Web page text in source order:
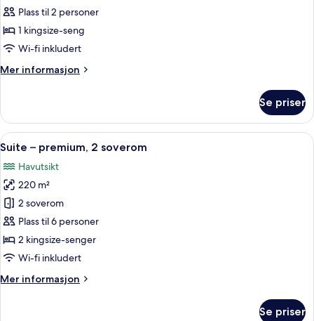
–
premium
Plass til 2 personer
1 kingsize-seng
Wi-fi inkludert
Mer informasjon
Mer
–
premium
Se priser
Åpne
alle
bildene
av
Suite
–
premium,
2
Suite – premium, 2 soverom | Balkong
21
Suite – premium, 2 soverom
Havutsikt
220 m²
2 soverom
Plass til 6 personer
2 kingsize-senger
Wi-fi inkludert
Mer informasjon
Mer
Se priser